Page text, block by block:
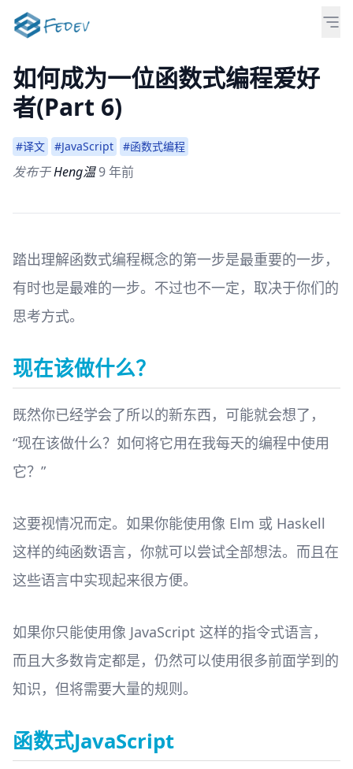
如何成为一位函数式编程爱好
者(Part 6)
#译文 #JavaScript #函数式编程
发布于Heng温9 年前
踏出理解函数式编程概念的第一步是最重要的一步，
有时也是最难的一步。不过也不一定，取决于你们的
思考方式。
现在该做什么？
既然你已经学会了所以的新东西，可能就会想了，
“现在该做什么？如何将它用在我每天的编程中使用
它？”
这要视情况而定。如果你能使用像 Elm 或 Haskell
这样的纯函数语言，你就可以尝试全部想法。而且在
这些语言中实现起来很方便。
如果你只能使用像 JavaScript 这样的指令式语言，
而且大多数肯定都是，仍然可以使用很多前面学到的
知识，但将需要大量的规则。
函数式JavaScript